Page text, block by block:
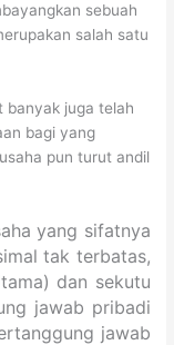
sebuah
salah satu
banyak juga telah
bagi yang
pun turut andil
yang sifatnya
tak terbatas,
dan sekutu
jawab pribadi
jawab